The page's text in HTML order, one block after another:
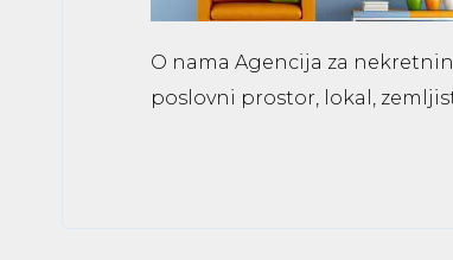
O nama Agencija za
poslovni prostor, lokal,